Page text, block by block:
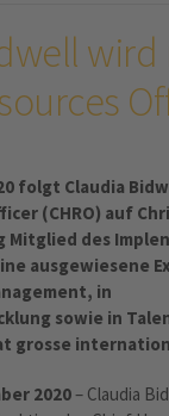
wird
folgt Claudia
(CHRO) auf
des
ausgewiesene
in
sowie in
grosse
2020– Claudia